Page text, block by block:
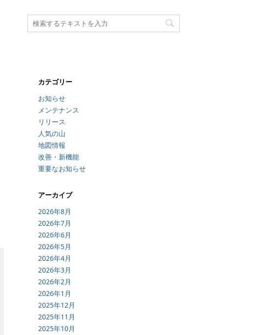
カテゴリー
お知らせ
メンテナンス
リリース
人気の山
地図情報
改善・新機能
重要なお知らせ
アーカイブ
2026年8月
2026年7月
2026年6月
2026年5月
2026年4月
2026年3月
2026年2月
2026年1月
2025年12月
2025年11月
2025年10月